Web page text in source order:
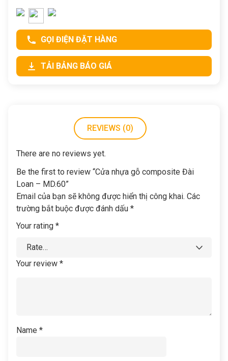
GỌI ĐIỆN ĐẶT HÀNG
TẢI BẢNG BÁO GIÁ
REVIEWS (0)
There are no reviews yet.
Be the first to review “Cửa nhựa gỗ composite Đài
Loan – MD.60”
Email của bạn sẽ không được hiển thị công khai. Các
trường bắt buộc được đánh dấu *
Your rating *
Your review *
Name *